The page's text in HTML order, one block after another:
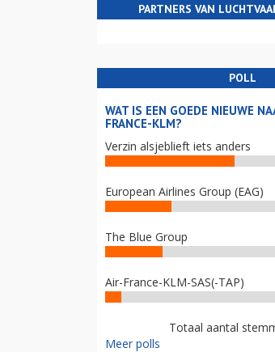
PARTNERS VAN
POLL
WAT IS EEN GOEDE NIEUWE
FRANCE-KLM?
Verzin alsjeblieft iets anders
European Airlines Group (EAG)
The Blue Group
Air-France-KLM-SAS(-TAP)
Totaal aantal
Meer polls